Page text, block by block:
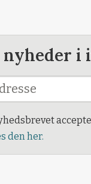
nyheder i
den her.